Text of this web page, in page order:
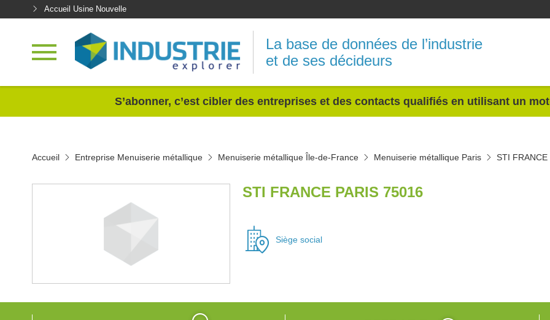
Accueil Usine Nouvelle
La base de données de l’industrie
et de ses décideurs
S’abonner, c’est cibler des entreprises et des contacts qualifiés en utilisant un
Accueil Entreprise Menuiserie métallique Menuiserie métallique Île-de-France Menuiserie métallique Paris STI FRANCE
STI FRANCE PARIS 75016
Siège social